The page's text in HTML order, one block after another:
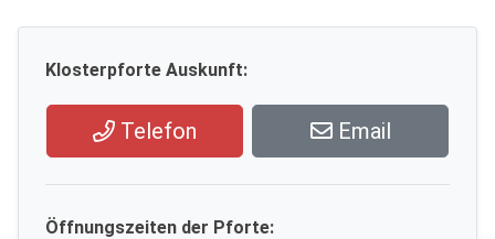
Klosterpforte Auskunft:
Telefon Email
Öffnungszeiten der Pforte: